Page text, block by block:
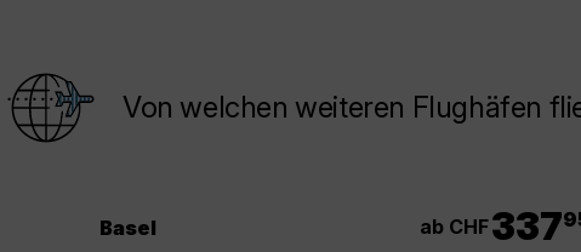
Von welchen weiteren Flughäfen
Basel ab CHF337